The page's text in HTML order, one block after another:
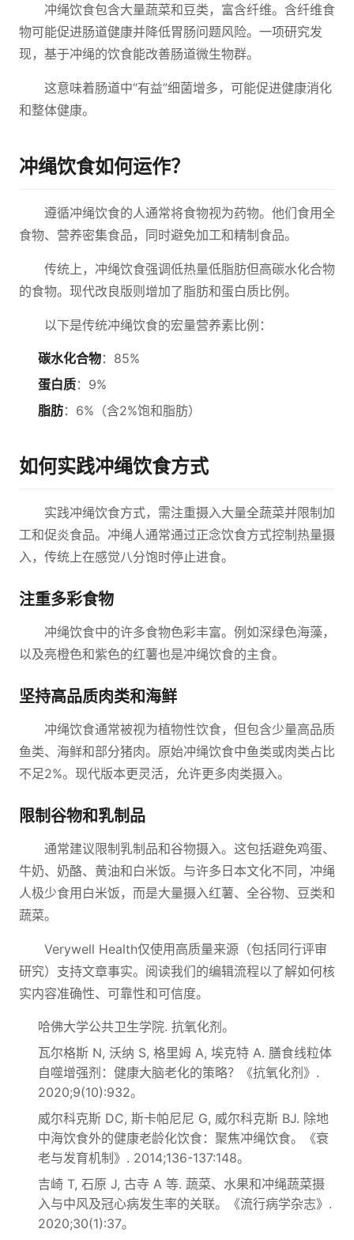
冲绳饮食包含大量蔬菜和豆类，富含纤维。含纤维食
物可能促进肠道健康并降低胃肠问题风险。一项研究发
现，基于冲绳的饮食能改善肠道微生物群。
这意味着肠道中“有益”细菌增多，可能促进健康消化
和整体健康。
冲绳饮食如何运作？
遵循冲绳饮食的人通常将食物视为药物。他们食用全
食物、营养密集食品，同时避免加工和精制食品。
传统上，冲绳饮食强调低热量低脂肪但高碳水化合物
的食物。现代改良版则增加了脂肪和蛋白质比例。
以下是传统冲绳饮食的宏量营养素比例：
碳水化合物：85%
蛋白质：9%
脂肪：6%（含2%饱和脂肪）
如何实践冲绳饮食方式
实践冲绳饮食方式，需注重摄入大量全蔬菜并限制加
工和促炎食品。冲绳人通常通过正念饮食方式控制热量摄
入，传统上在感觉八分饱时停止进食。
注重多彩食物
冲绳饮食中的许多食物色彩丰富。例如深绿色海藻，
以及亮橙色和紫色的红薯也是冲绳饮食的主食。
坚持高品质肉类和海鲜
冲绳饮食通常被视为植物性饮食，但包含少量高品质
鱼类、海鲜和部分猪肉。原始冲绳饮食中鱼类或肉类占比
不足2%。现代版本更灵活，允许更多肉类摄入。
限制谷物和乳制品
通常建议限制乳制品和谷物摄入。这包括避免鸡蛋、
牛奶、奶酪、黄油和白米饭。与许多日本文化不同，冲绳
人极少食用白米饭，而是大量摄入红薯、全谷物、豆类和
蔬菜。
Verywell Health仅使用高质量来源（包括同行评审
研究）支持文章事实。阅读我们的编辑流程以了解如何核
实内容准确性、可靠性和可信度。
哈佛大学公共卫生学院. 抗氧化剂。
瓦尔格斯 N, 沃纳 S, 格里姆 A, 埃克特 A. 膳食线粒体
自噬增强剂：健康大脑老化的策略？《抗氧化剂》.
2020;9(10):932。
威尔科克斯 DC, 斯卡帕尼尼 G, 威尔科克斯 BJ. 除地
中海饮食外的健康老龄化饮食：聚焦冲绳饮食。《衰
老与发育机制》. 2014;136-137:148。
吉崎 T, 石原 J, 古寺 A 等. 蔬菜、水果和冲绳蔬菜摄
入与中风及冠心病发生率的关联。《流行病学杂志》.
2020;30(1):37。